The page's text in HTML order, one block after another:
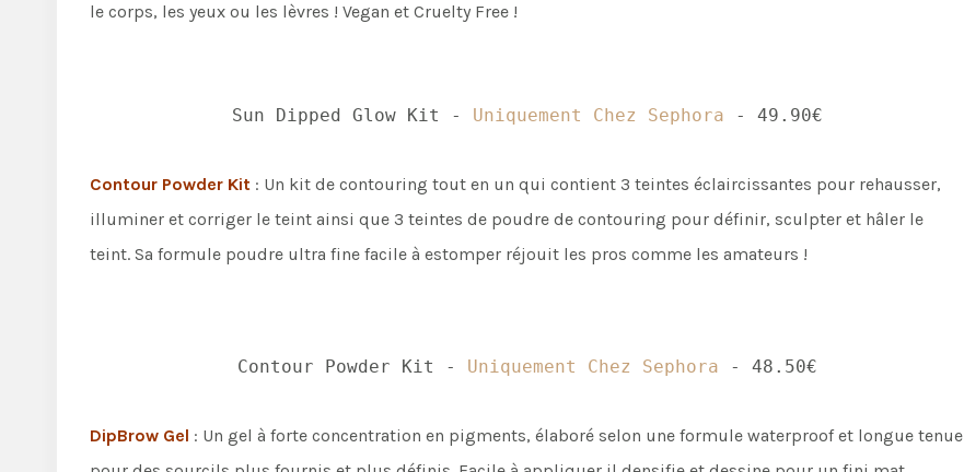
le corps, les yeux ou les lèvres ! Vegan et Cruelty Free !
Sun Dipped Glow Kit - Uniquement Chez Sephora - 49.90€
Contour Powder Kit : Un kit de contouring tout en un qui contient 3 teintes éclaircissantes pour rehausser,
illuminer et corriger le teint ainsi que 3 teintes de poudre de contouring pour définir, sculpter et hâler le
teint. Sa formule poudre ultra fine facile à estomper réjouit les pros comme les amateurs !
Contour Powder Kit - Uniquement Chez Sephora - 48.50€
DipBrow Gel : Un gel à forte concentration en pigments, élaboré selon une formule waterproof et longue tenue